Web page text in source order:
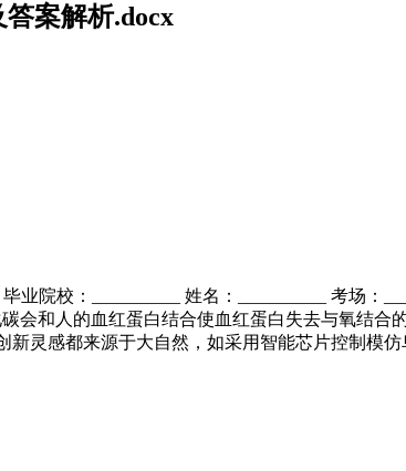
案解析.docx
院校：__________ 姓名：__________ 考场：
会和人的血红蛋白结合使血红蛋白失去与氧结合
灵感都来源于大自然，如采用智能芯片控制模